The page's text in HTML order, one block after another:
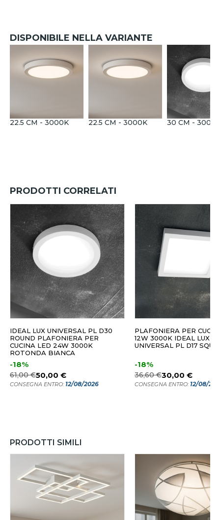
DISPONIBILE NELLA VARIANTE
22.5 CM - 3000K 22.5 CM - 3000K 30 CM -
PRODOTTI CORRELATI
IDEAL LUX UNIVERSAL PL D30
ROUND PLAFONIERA PER
CUCINA LED 24W 3000K
ROTONDA BIANCA
-18%
61,00 €50,00 €
CONSEGNA ENTRO: 12/08/2026
PLAFONIERA PER
12W 3000K IDEAL LUX
UNIVERSAL PL D17
-18%
36,60 €30,00 €
CONSEGNA ENTRO: 12/08/
PRODOTTI SIMILI